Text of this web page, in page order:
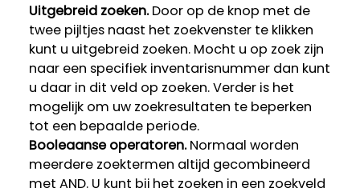
Uitgebreid zoeken.Door op de knop met de
twee pijltjes naast het zoekvenster te klikken
kunt u uitgebreid zoeken. Mocht u op zoek zijn
naar een specifiek inventarisnummer dan kunt
u daar in dit veld op zoeken. Verder is het
mogelijk om uw zoekresultaten te beperken
tot een bepaalde periode.
Booleaanse operatoren.Normaal worden
meerdere zoektermen altijd gecombineerd
met AND. U kunt bij het zoeken in een zoekveld